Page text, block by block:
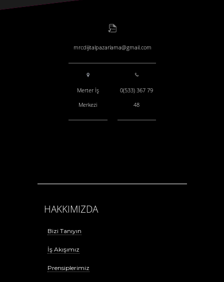
mrcdijitalpazarlama@gmail.com
Merter İş
Merkezi
0(533) 367 79
48
HAKKIMIZDA
Bizi Tanıyın
İş Akışımız
Prensiplerimiz